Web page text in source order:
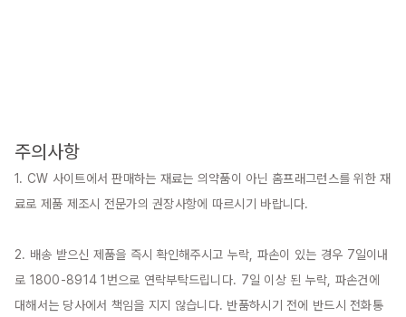
주의사항
1. CW 사이트에서 판매하는 재료는 의약품이 아닌 홈프래그런스를 위한 재
료로 제품 제조시 전문가의 권장사항에 따르시기 바랍니다.
2. 배송 받으신 제품을 즉시 확인해주시고 누락, 파손이 있는 경우 7일이내
로 1800-8914 1번으로 연락부탁드립니다. 7일 이상 된 누락, 파손건에
대해서는 당사에서 책임을 지지 않습니다. 반품하시기 전에 반드시 전화통